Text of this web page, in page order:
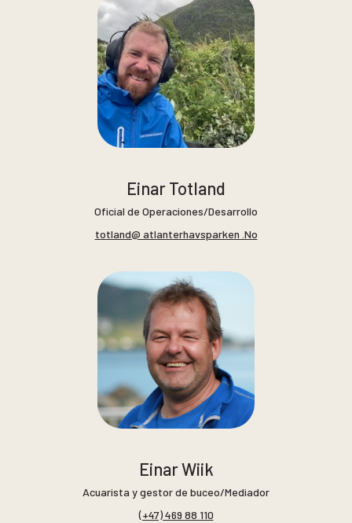
Einar Totland
Oficial de Operaciones/Desarrollo
totland@ atlanterhavsparken .No
Einar Wiik
Acuarista y gestor de buceo/Mediador
(+47) 469 88 110